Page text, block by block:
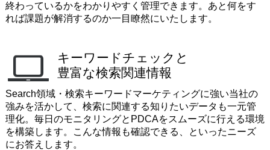
終わっているかをわかりやすく管理できます。 あと何をす
れば課題が解消するのか一目瞭然にいたします。
キーワードチェックと
豊富な検索関連情報
Search領域・検索キーワードマーケティングに強い当社の
強みを活かして、 検索に関連する知りたいデータも一元管
理化。 毎日のモニタリングとPDCAをスムーズに行える環境
を構築します。
こんな情報も確認できる、といったニーズ
にお答えします。